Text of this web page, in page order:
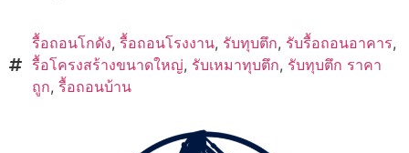
รื้อถอนโกดัง, รื้อถอนโรงงาน, รับทุบตึก, รับรื้อถอนอาคาร,
รื้อโครงสร้างขนาดใหญ่, รับเหมาทุบตึก, รับทุบตึก ราคา
ถูก, รื้อถอนบ้าน